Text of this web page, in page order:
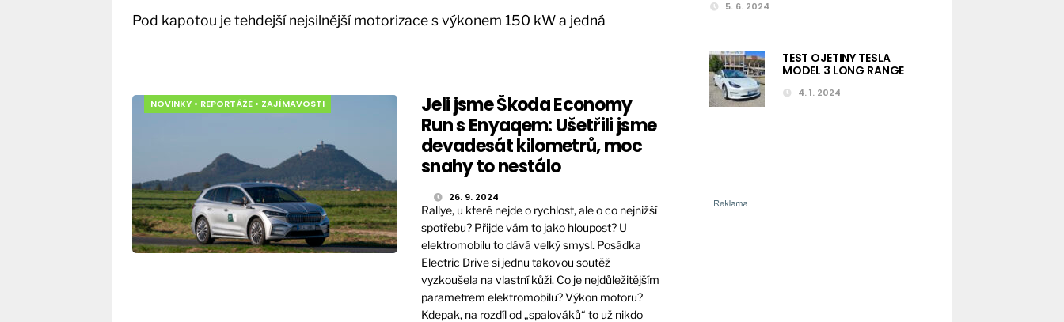
Pod kapotou je tehdejší nejsilnější motorizace s výkonem 150 kW a jedná
NOVINKY • REPORTÁŽE • ZAJÍMAVOSTI
Jeli jsme Škoda Economy
Run s Enyaqem: Ušetřili jsme
devadesát kilometrů, moc
snahy to nestálo
26. 9. 2024
Rallye, u které nejde o rychlost, ale o co nejnižší
spotřebu? Přijde vám to jako hloupost? U
elektromobilu to dává velký smysl. Posádka
Electric Drive si jednu takovou soutěž
vyzkoušela na vlastní kůži. Co je nejdůležitějším
parametrem elektromobilu? Výkon motoru?
Kdepak, na rozdíl od „spalováků“ to už nikdo
5. 6. 2024
TEST OJETINY TESLA
MODEL 3 LONG RANGE
4. 1. 2024